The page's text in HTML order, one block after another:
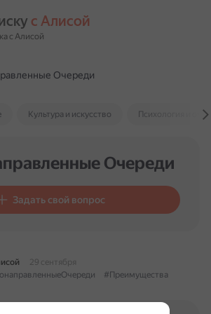
с Алисой
с Алисой
Очереди
Культура и искусство Психология и
Очереди
Задать свой вопрос
29 сентября
#Преимущества